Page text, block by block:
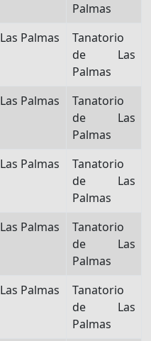
Palmas
Las Palmas
Tanatorio
de Las
Palmas
Las Palmas
Tanatorio
de Las
Palmas
Las Palmas
Tanatorio
de Las
Palmas
Las Palmas
Tanatorio
de Las
Palmas
Las Palmas
Tanatorio
de Las
Palmas